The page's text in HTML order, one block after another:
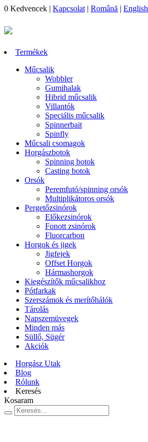
0 Kedvencek | Kapcsolat | Română | English
Termékek
Műcsalik
Wobbler
Gumihalak
Hibrid műcsalik
Villantók
Speciális műcsalik
Spinnerbait
Spinfly
Műcsali csomagok
Horgászbotok
Spinning botok
Casting botok
Orsók
Peremfutó/spinning orsók
Multiplikátoros orsók
Pergetőzsinórok
Előkezsinórok
Fonott zsinórok
Fluorcarbon
Horgok és jigek
Jigfejek
Offset Horgok
Hármashorgok
Kiegészítők műcsalikhoz
Pótfarkak
Szerszámok és merítőhálók
Tárolás
Napszemüvegek
Minden más
Süllő, Sügér
Akciók
Horgász Utak
Blog
Rólunk
Keresés
Kosaram